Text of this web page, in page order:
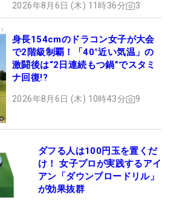
2026年8月6日 (木) 11時36分 3
身長154cmのドラコン女子が大会
で2階級制覇！「40°近い気温」の
激闘後は“2日連続もつ鍋”でスタミ
ナ回復!?
2026年8月6日 (木) 10時43分 9
ダフる人は100円玉を置くだ
け！ 女子プロが実践するアイ
アン「ダウンブロードリル」
が効果抜群